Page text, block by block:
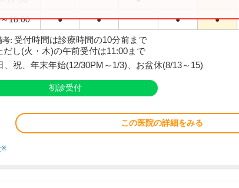
18:00 ● ● ● ●
考: 受付時間は診療時間の10分前まで
だし(火・木)の午前受付は11:00まで
、祝、年末年始(12/30PM～1/3)、お盆休(8/13～15)
初診受付
この医院の詳細をみる
※